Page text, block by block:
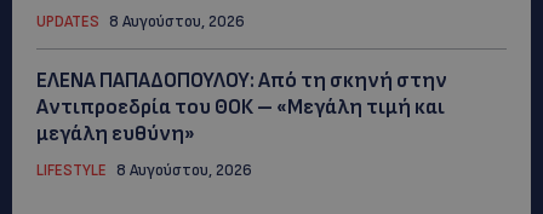
UPDATES 8 Αυγούστου, 2026
ΕΛΕΝΑ ΠΑΠΑΔΟΠΟΥΛΟΥ: Από τη σκηνή στην
Αντιπροεδρία του ΘΟΚ – «Μεγάλη τιμή και
μεγάλη ευθύνη»
LIFESTYLE 8 Αυγούστου, 2026